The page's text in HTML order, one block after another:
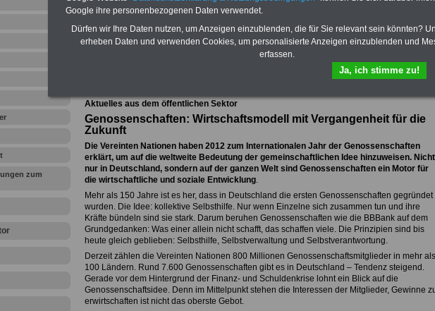
zum
Ihr Berufsunfähigkeitsschutz - Für den Fall der Fälle: Hannoversche Leben
Aktuelles aus dem öffentlichen Sektor
Genossenschaften: Wirtschaftsmodell mit Vergangenheit für die
Zukunft
Die Vereinten Nationen haben 2012 zum Internationalen Jahr der Genossenschaften
erklärt, um auf die weltweite Bedeutung der gemeinschaftlichen Idee hinzuweisen. Nicht
nur in Deutschland, sondern auf der ganzen Welt sind Genossenschaften ein Motor für
die wirtschaftliche und soziale Entwicklung.
Mehr als 150 Jahre ist es her, dass in Deutschland die ersten Genossenschaften gegründet
wurden. Die Idee: kollektive Selbsthilfe. Nur wenn Einzelne sich zusammen tun und ihre
Kräfte bündeln sind sie stark. Darum beruhen Genossenschaften wie die BBBank auf dem
Grundgedanken: Was einer allein nicht schafft, das schaffen viele. Die Prinzipien sind bis
heute gleich geblieben: Selbsthilfe, Selbstverwaltung und Selbstverantwortung.
Derzeit zählen die Vereinten Nationen 800 Millionen Genossenschaftsmitglieder in mehr als
100 Ländern. Rund 7.600 Genossenschaften gibt es in Deutschland – Tendenz steigend.
Gerade vor dem Hintergrund der Finanz- und Schuldenkrise lohnt ein Blick auf die
Genossenschaftsidee. Denn im Mittelpunkt stehen die Interessen der Mitglieder, Gewinne
erwirtschaften ist nicht das oberste Gebot.
Google ihre personenbezogenen Daten verwendet.
Dürfen wir Ihre Daten nutzen, um Anzeigen einzublenden, die für Sie relevant sein könnten?
erheben Daten und verwenden Cookies, um personalisierte Anzeigen einzublenden und
erfassen.
Ja, ich stimme zu!